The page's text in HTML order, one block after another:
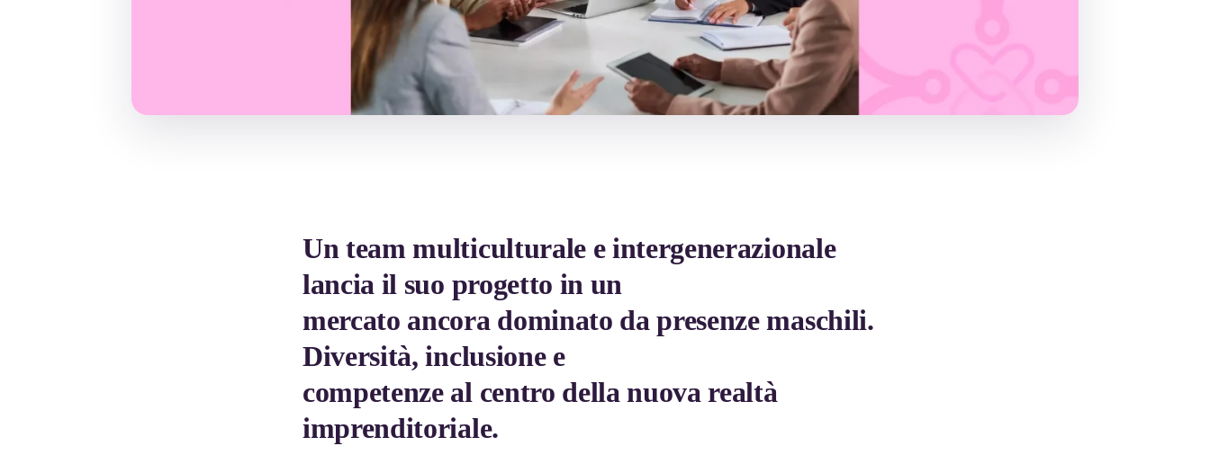
Un team multiculturale e intergenerazionale
lancia il suo progetto in un
mercato ancora dominato da presenze maschili.
Diversità, inclusione e
competenze al centro della nuova realtà
imprenditoriale.